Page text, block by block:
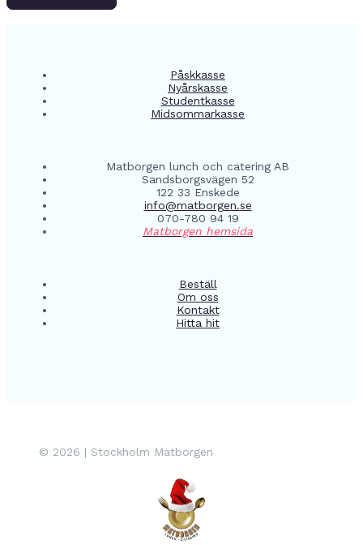
Påskkasse
Nyårskasse
Studentkasse
Midsommarkasse
Matborgen lunch och catering AB
Sandsborgsvägen 52
122 33 Enskede
info@matborgen.se
070-780 94 19
Matborgen hemsida
Beställ
Om oss
Kontakt
Hitta hit
© 2026 | Stockholm Matborgen